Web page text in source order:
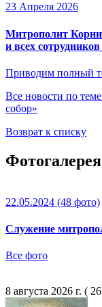
23 Апреля 2026
Митрополит
и всех
Приводим полный
Все новости по
собор»
Возврат к списку
Фотогалерея
22.05.2024 (48 фото)
Служение
Все фото
8 августа 2026 г. (